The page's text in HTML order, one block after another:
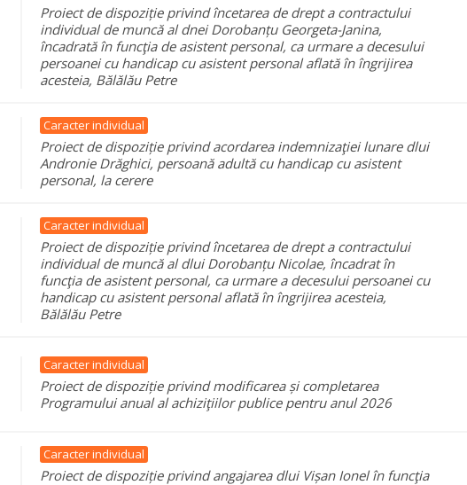
Proiect de dispoziție privind încetarea de drept a contractului
individual de muncă al dnei Dorobanțu Georgeta-Janina,
încadrată în funcţia de asistent personal, ca urmare a decesului
persoanei cu handicap cu asistent personal aflată în îngrijirea
acesteia, Bălălău Petre
Caracter individual
Proiect de dispoziție privind acordarea indemnizaţiei lunare dlui
Andronie Drăghici, persoană adultă cu handicap cu asistent
personal, la cerere
Caracter individual
Proiect de dispoziție privind încetarea de drept a contractului
individual de muncă al dlui Dorobanțu Nicolae, încadrat în
funcţia de asistent personal, ca urmare a decesului persoanei cu
handicap cu asistent personal aflată în îngrijirea acesteia,
Bălălău Petre
Caracter individual
Proiect de dispoziție privind modificarea și completarea
Programului anual al achiziţiilor publice pentru anul 2026
Caracter individual
Proiect de dispoziție privind angajarea dlui Vișan Ionel în funcţia